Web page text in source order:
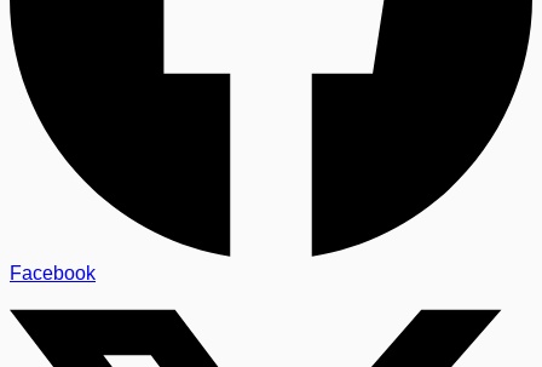
Facebook